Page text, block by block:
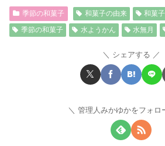
季節の和菓子 和菓子の由来 和菓
季節の和菓子
水ようかん 水無月
シェアする
管理人みかゆかをフォロ